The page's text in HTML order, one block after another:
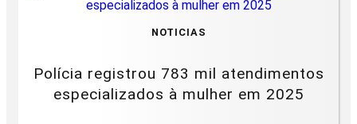
NOTICIAS
Polícia registrou 783 mil atendimentos
especializados à mulher em 2025